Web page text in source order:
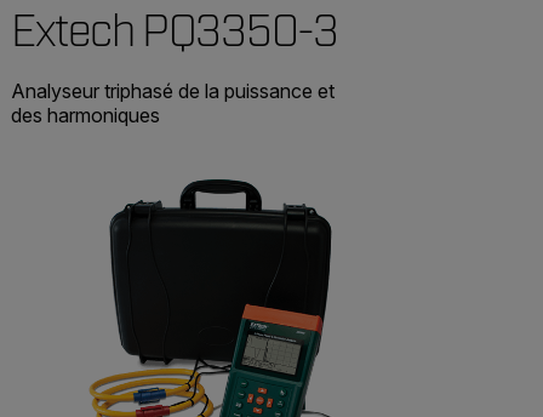
Extech PQ3350-3
Analyseur triphasé de la puissance et
des harmoniques